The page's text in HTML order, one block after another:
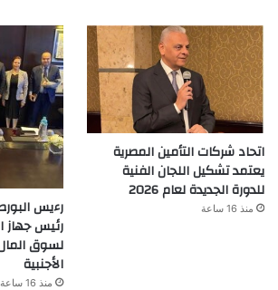
اتحاد شركات التأمين المصرية
يعتمد تشكيل اللجان الفنية
للدورة الجديدة لعام 2026
منذ 16 ساعة
رءيس
رئيس جهاز
لسوق
الأجنبية
منذ 16 ساعة